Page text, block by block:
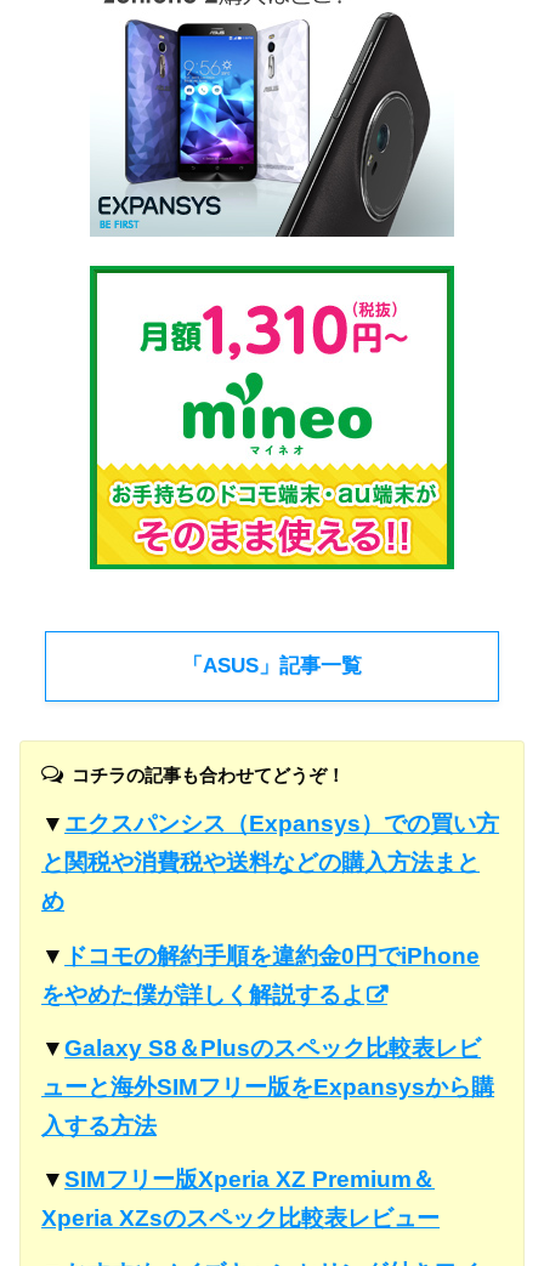
「ASUS」記事一覧
コチラの記事も合わせてどうぞ！
▼ エクスパンシス（Expansys）での買い方
と関税や消費税や送料などの購入方法まと
め
▼ ドコモの解約手順を違約金0円でiPhone
をやめた僕が詳しく解説するよ
▼Galaxy S8＆Plusのスペック比較表レビ
ューと海外SIMフリー版をExpansysから購
入する方法
▼SIMフリー版Xperia XZ Premium＆
Xperia XZsのスペック比較表レビュー